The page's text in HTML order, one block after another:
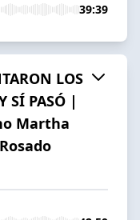
39:39
LOS
SÍ PASÓ |
Martha